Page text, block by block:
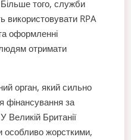
Більше того, служби
використовувати RPA
оформленні
отримати
орган, який сильно
фінансування за
Великій Британії
особливо жорсткими,